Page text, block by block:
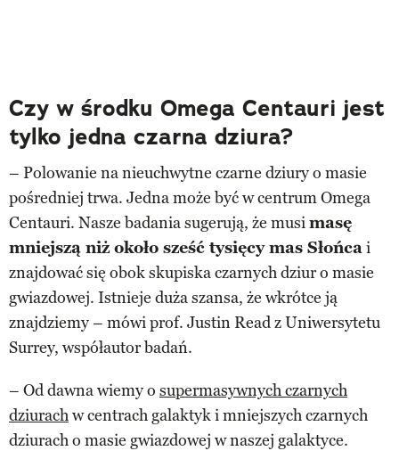
Czy w środku Omega Centauri jest
tylko jedna czarna dziura?
– Polowanie na nieuchwytne czarne dziury o masie
pośredniej trwa. Jedna może być w centrum Omega
Centauri. Nasze badania sugerują, że musimasę
mniejszą niż około sześć tysięcy mas Słońcai
znajdować się obok skupiska czarnych dziur o masie
gwiazdowej. Istnieje duża szansa, że wkrótce ją
znajdziemy – mówi prof. Justin Read z Uniwersytetu
Surrey, współautor badań.
– Od dawna wiemy o supermasywnych czarnych
dziurachw centrach galaktyk i mniejszych czarnych
dziurach o masie gwiazdowej w naszej galaktyce.